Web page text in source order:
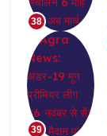
38
39